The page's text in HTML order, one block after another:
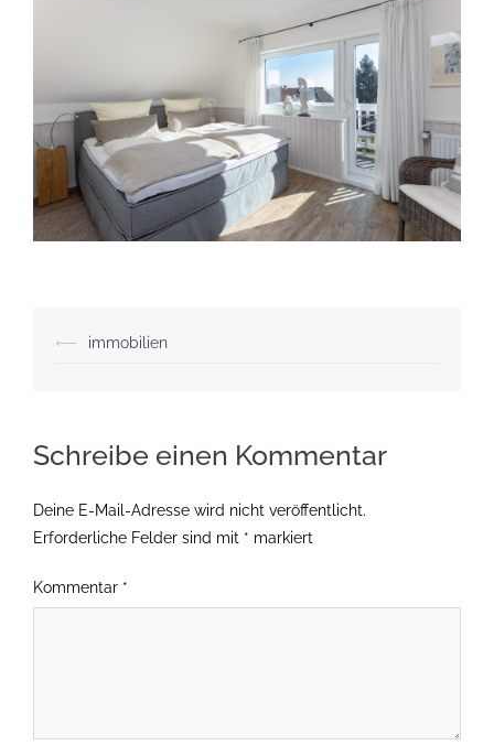
Beitragsnavigation
⟵ immobilien
Schreibe einen Kommentar
Deine E-Mail-Adresse wird nicht veröffentlicht.
Erforderliche Felder sind mit * markiert
Kommentar *